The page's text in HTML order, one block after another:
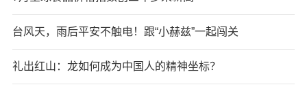
台风天，雨后平安不触电！跟“小赫兹”一起闯关
礼出红山：龙如何成为中国人的精神坐标？